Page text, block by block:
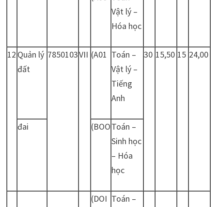
Vật lý –
Hóa học
12 Quản lý
đất
7850103VII (A01 Toán –
Vật lý –
Tiếng
Anh
30 15,50 15 24,00
đai (BOOToán –
Sinh học
– Hóa
học
(DOI Toán –